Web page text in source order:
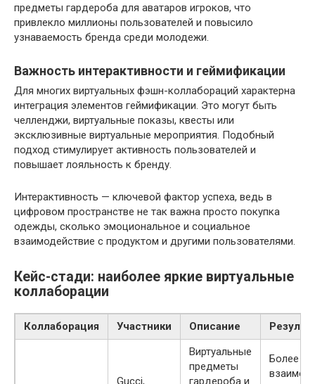
предметы гардероба для аватаров игроков, что
привлекло миллионы пользователей и повысило
узнаваемость бренда среди молодежи.
Важность интерактивности и геймификации
Для многих виртуальных фэшн-коллабораций характерна
интеграция элементов геймификации. Это могут быть
челленджи, виртуальные показы, квесты или
эксклюзивные виртуальные мероприятия. Подобный
подход стимулирует активность пользователей и
повышает лояльность к бренду.
Интерактивность — ключевой фактор успеха, ведь в
цифровом пространстве не так важна просто покупка
одежды, сколько эмоциональное и социальное
взаимодействие с продуктом и другими пользователями.
Кейс-стади: наиболее яркие виртуальные
коллаборации
Коллаборация Участники Описание
Gucci,
Виртуальные
предметы
гардероба и
Более